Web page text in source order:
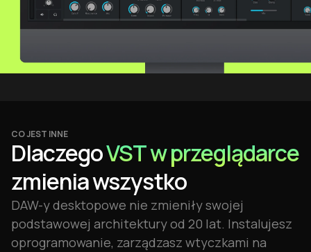
CO JEST INNE
DlaczegoVST w przeglądarce
zmienia wszystko
DAW-y desktopowe nie zmieniły swojej
podstawowej architektury od 20 lat. Instalujesz
oprogramowanie, zarządzasz wtyczkami na